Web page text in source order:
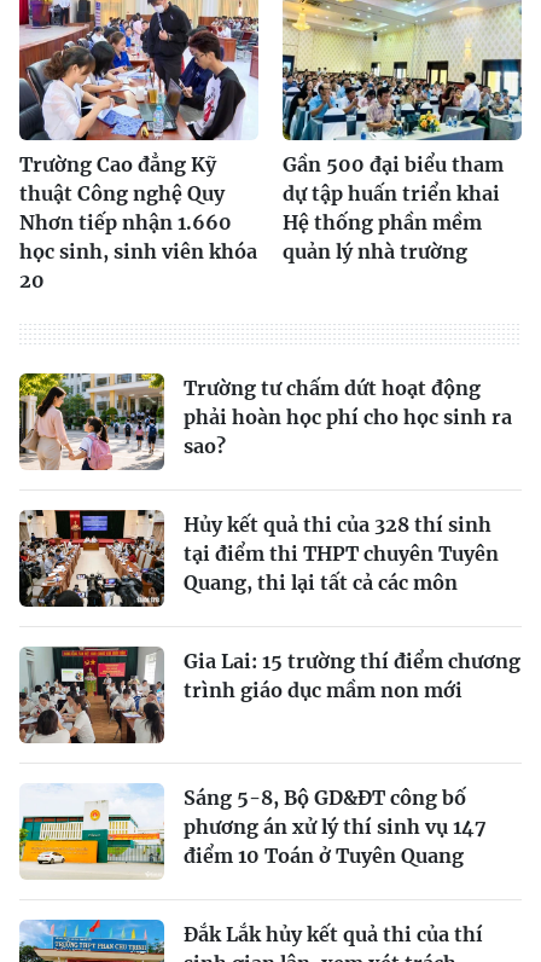
Trường Cao đẳng Kỹ
thuật Công nghệ Quy
Nhơn tiếp nhận 1.660
học sinh, sinh viên khóa
20
Gần 500 đại biểu tham
dự tập huấn triển khai
Hệ thống phần mềm
quản lý nhà trường
Trường tư chấm dứt hoạt động
phải hoàn học phí cho học sinh ra
sao?
Hủy kết quả thi của 328 thí sinh
tại điểm thi THPT chuyên Tuyên
Quang, thi lại tất cả các môn
Gia Lai: 15 trường thí điểm chương
trình giáo dục mầm non mới
Sáng 5-8, Bộ GD&ĐT công bố
phương án xử lý thí sinh vụ 147
điểm 10 Toán ở Tuyên Quang
Đắk Lắk hủy kết quả thi của thí